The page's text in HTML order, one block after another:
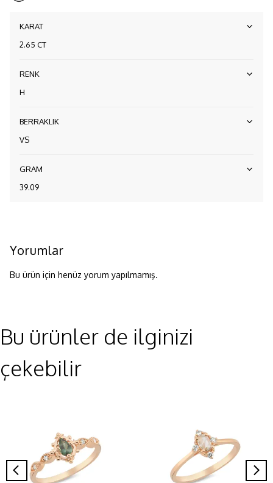
KARAT
2.65 CT
RENK
H
BERRAKLIK
VS
GRAM
39.09
Yorumlar
Bu ürün için henüz yorum yapılmamış.
Bu ürünler de ilginizi
çekebilir